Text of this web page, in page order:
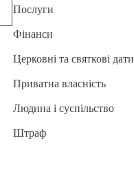
Послуги
Фінанси
Церковні та святкові дати
Приватна власність
Людина і суспільство
Штраф